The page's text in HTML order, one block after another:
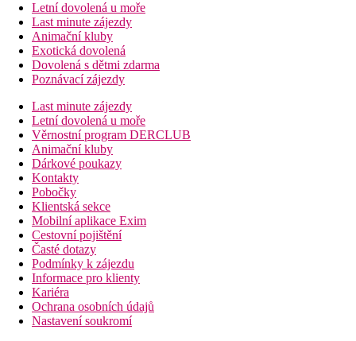
Letní dovolená u moře
Last minute zájezdy
Animační kluby
Exotická dovolená
Dovolená s dětmi zdarma
Poznávací zájezdy
Last minute zájezdy
Letní dovolená u moře
Věrnostní program DERCLUB
Animační kluby
Dárkové poukazy
Kontakty
Pobočky
Klientská sekce
Mobilní aplikace Exim
Cestovní pojištění
Časté dotazy
Podmínky k zájezdu
Informace pro klienty
Kariéra
Ochrana osobních údajů
Nastavení soukromí